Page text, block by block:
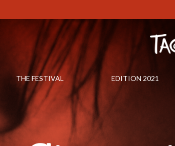
THE FESTIVAL EDITION 2021